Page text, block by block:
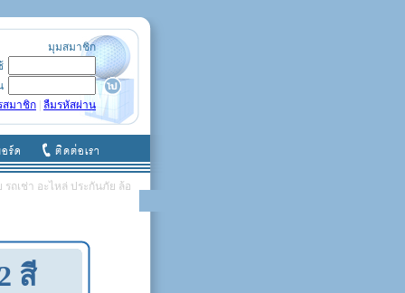
มุมสมาชิก
สมาชิก ลืมรหัสผ่าน
ถเช่า อะไหล่ ประกันภัย ล้อ
สี